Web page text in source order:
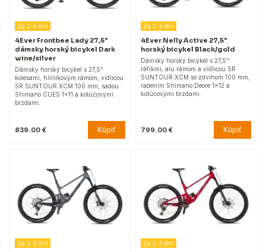
Za 2-3 dni
4Ever Frontbee Lady 27,5"
dámsky horský bicykel Dark
wine/silver
Dámsky horský bicykel s 27,5"
kolesami, hliníkovým rámom, vidlicou
SR SUNTOUR XCM 100 mm, sadou
Shimano CUES 1x11 a kotúčovými
brzdami.
839.00 € Kúpiť
Za 2-3 dni
4Ever Nelly Active 27,5"
horský bicykel Black/gold
Dámsky horský bicykel s 27,5"
ráfikmi, alu rámom a vidlicou SR
SUNTOUR XCM so zdvihom 100 mm,
radením Shimano Deore 1x12 a
kotúčovými brzdami.
799.00 € Kúpiť
Za 2-3 dni Za 2-3 dni